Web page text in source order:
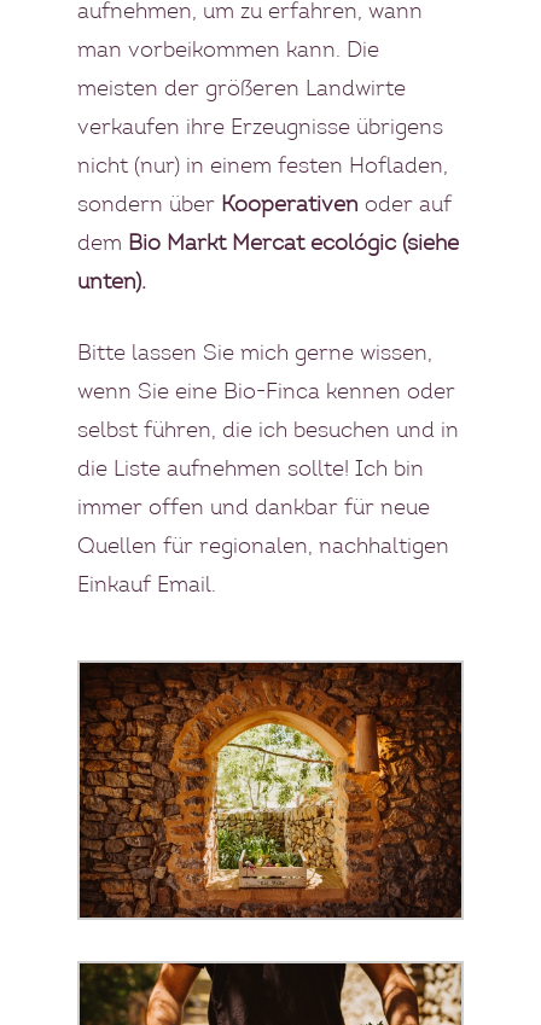
aufnehmen, um zu erfahren, wann
man vorbeikommen kann. Die
meisten der größeren Landwirte
verkaufen ihre Erzeugnisse übrigens
nicht (nur) in einem festen Hofladen,
sondern über Kooperativen oder auf
dem Bio Markt Mercat ecológic (siehe
unten).
Bitte lassen Sie mich gerne wissen,
wenn Sie eine Bio-Finca kennen oder
selbst führen, die ich besuchen und in
die Liste aufnehmen sollte! Ich bin
immer offen und dankbar für neue
Quellen für regionalen, nachhaltigen
Einkauf Email.